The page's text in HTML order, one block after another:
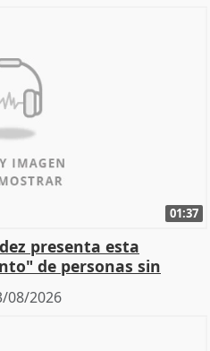
01:37
presenta esta
de personas sin
08/2026